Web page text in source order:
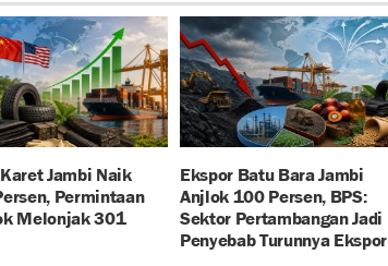
Jambi Naik
Permintaan
Melonjak 301
Ekspor Batu Bara Jambi
Anjlok 100 Persen, BPS:
Sektor Pertambangan Jadi
Penyebab Turunnya Ekspor